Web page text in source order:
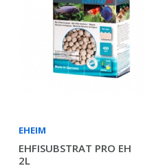
EHEIM
EHFISUBSTRAT PRO EH
2L